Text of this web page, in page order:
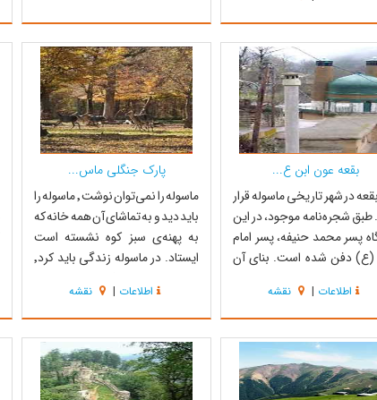
جاده فرعی به سمت آبشار
زمانی آن تا شهر ماسوله حدودا
1 تا 1.5 ساعت است. آبشار تریشوم در
شهرک...
زیبای این منطقه آبشاری زیبا
می‌باشد که به آبشار دو قلو معروف
می‌باشد. شاید این آبشار به بزرگی
دیگر آبشار‌های زیبا گیلان نب...
بقعه عون ابن ع...
در شهر تاریخی ماسوله قرار
طبق شجره‌نامه موجود، در این
پسر محمد حنیفه، پسر امام
(ع) دفن شده است. بنای آن
بر سینه دیوار غربی بقعه،
قدیمی از چوب آبنوس و با
بسیار ظریف قرار دارد
در چله خانه شهر...
اطلاعات | نقشه
پارک جنگلی ماس...
ماسوله را نمی‌توان نوشت ٬ ماسوله را
باید دید و به تماشای آن همه خانه که
به پهنه‌ی سبز کوه نشسته است
ایستاد. در ماسوله زندگی باید کرد٬
شعر باید گفت." سهـراب سپهـری
شهر ماسوله در فومن دارای جلوه‌های
خاص طبیعی بوده که برای ارتقاء
سطح فرهنگ گردشگری و گ...
اطلاعات | نقشه